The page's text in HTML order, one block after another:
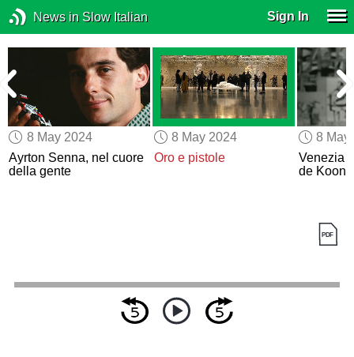
News in Slow Italian Sign In
8 May 2024
Ayrton Senna, nel cuore
della gente
8 May 2024
Oro e pistole
8 May
Venezia
de